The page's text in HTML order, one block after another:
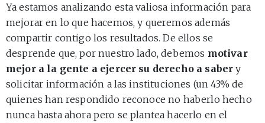
Ya estamos analizando esta valiosa información para
mejorar en lo que hacemos, y queremos además
compartir contigo los resultados. De ellos se
desprende que, por nuestro lado, debemos motivar
mejor a la gente a ejercer su derecho a saber y
solicitar información a las instituciones (un 43% de
quienes han respondido reconoce no haberlo hecho
nunca hasta ahora pero se plantea hacerlo en el